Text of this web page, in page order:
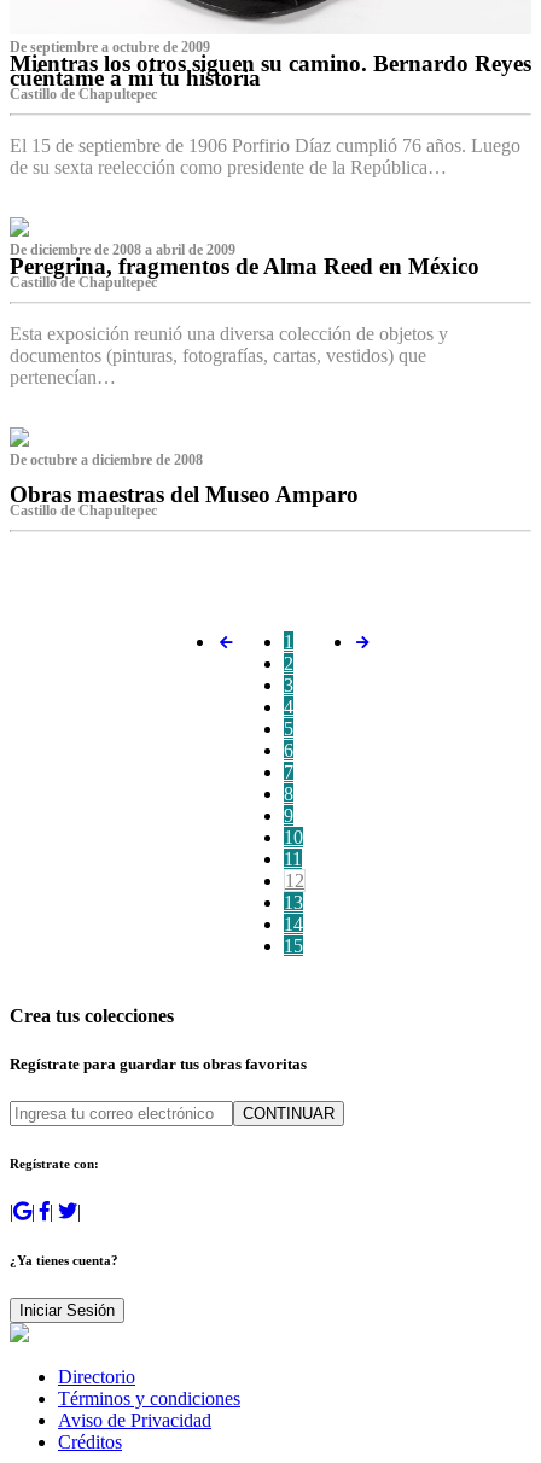
De septiembre a octubre de 2009
Mientras los otros siguen su camino. Bernardo Reyes
cuéntame a mí tu historia
Castillo de Chapultepec
El 15 de septiembre de 1906 Porfirio Díaz cumplió 76 años. Luego
de su sexta reelección como presidente de la República…
De diciembre de 2008 a abril de 2009
Peregrina, fragmentos de Alma Reed en México
Castillo de Chapultepec
Esta exposición reunió una diversa colección de objetos y
documentos (pinturas, fotografías, cartas, vestidos) que
pertenecían…
De octubre a diciembre de 2008
Obras maestras del Museo Amparo
Castillo de Chapultepec
1
2
3
4
5
6
7
8
9
10
11
12
13
14
15
Crea tus colecciones
Regístrate para guardar tus obras favoritas
CONTINUAR
Regístrate con:
| | | |
¿Ya tienes cuenta?
Iniciar Sesión
Directorio
Términos y condiciones
Aviso de Privacidad
Créditos